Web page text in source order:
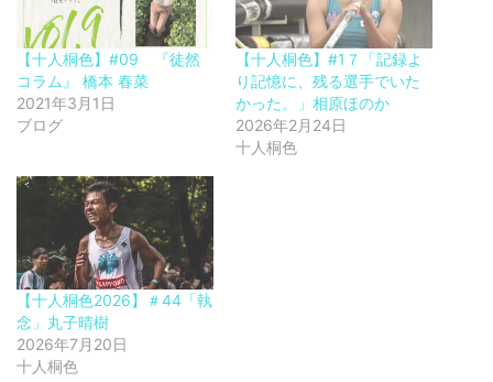
【十人桐色】#09 『徒然
コラム』 橋本 春菜
2021年3月1日
ブログ
【十人桐色】#1７「記録よ
り記憶に、残る選手でいた
かった。」相原ほのか
2026年2月24日
十人桐色
【十人桐色2026】＃44「執
念」丸子晴樹
2026年7月20日
十人桐色